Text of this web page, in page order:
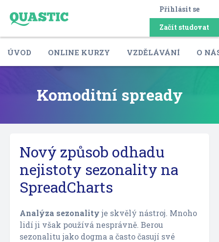
Přihlásit se
Začít studovat
ÚVOD ONLINE KURZY VZDĚLÁVÁNÍ O
Komoditní spready
Nový způsob odhadu
nejistoty sezonality na
SpreadCharts
Analýza sezonalityje skvělý nástroj. Mnoho
lidí ji však používá nesprávně. Berou
sezonalitu jako dogma a často časují své